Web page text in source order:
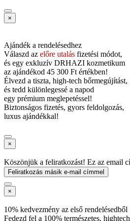
×
Ajándék a rendelésedhez
Válaszd az előre utalás fizetési módot,
és egy exkluzív DRHAZI kozmetikum
az ajándékod 45 300 Ft értékben!
Élvezd a tiszta, high-tech bőrmegújítást,
és tedd különlegessé a napod
egy prémium meglepetéssel!
Biztonságos fizetés, gyors feldolgozás,
luxus ajándékkal!
×
Köszönjük a feliratkozást! Ez az email
Feliratkozás másik e-mail címmel
×
10% kedvezmény az első rendelésedből
Fedezd fel a 100% természetes,